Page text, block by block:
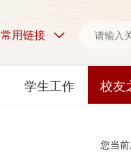
常用链接
学生工作 校友
您当